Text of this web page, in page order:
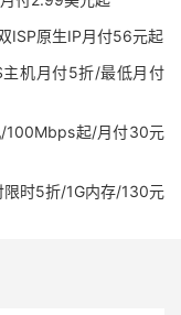
ISP原生IP月付56元起
机月付5折/最低月付
/100Mbps起/月付30元
时5折/1G内存/130元